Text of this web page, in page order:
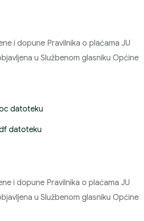
i dopune Pravilnika o plaćama JU
u Službenom glasniku Općine
datoteku
datoteku
i dopune Pravilnika o plaćama JU
u Službenom glasniku Općine